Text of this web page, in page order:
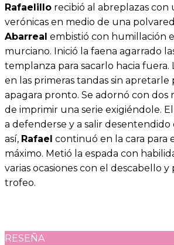
Rafaelillo recibió al abreplazas
verónicas en medio de una
Abarreal embistió con humillación
murciano. Inició la faena agarrado
templanza para sacarlo hacia
en las primeras tandas sin apretarle
apagara pronto. Se adornó con dos
de imprimir una serie exigiéndole.
a defenderse y a salir
así, Rafael continuó en la cara para
máximo. Metió la espada con
varias ocasiones con el descabello
trofeo.
RESEÑA